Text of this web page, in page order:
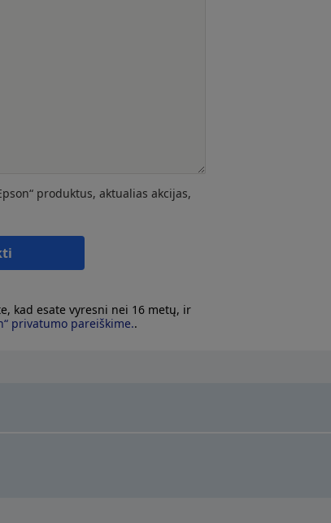
produktus, aktualias akcijas,
kad esate vyresni nei 16 metų, ir
privatumo pareiškime..